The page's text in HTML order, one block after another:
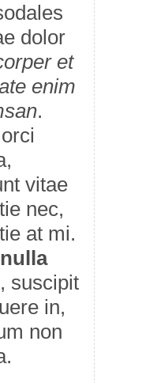
dolor
et
enim
.
vitae
nec,
at mi.
, suscipit
in,
non